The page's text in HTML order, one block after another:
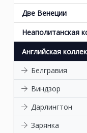
Две Венеции
Неаполитанская
Английская
Белгравия
Виндзор
Дарлингтон
Зарянка